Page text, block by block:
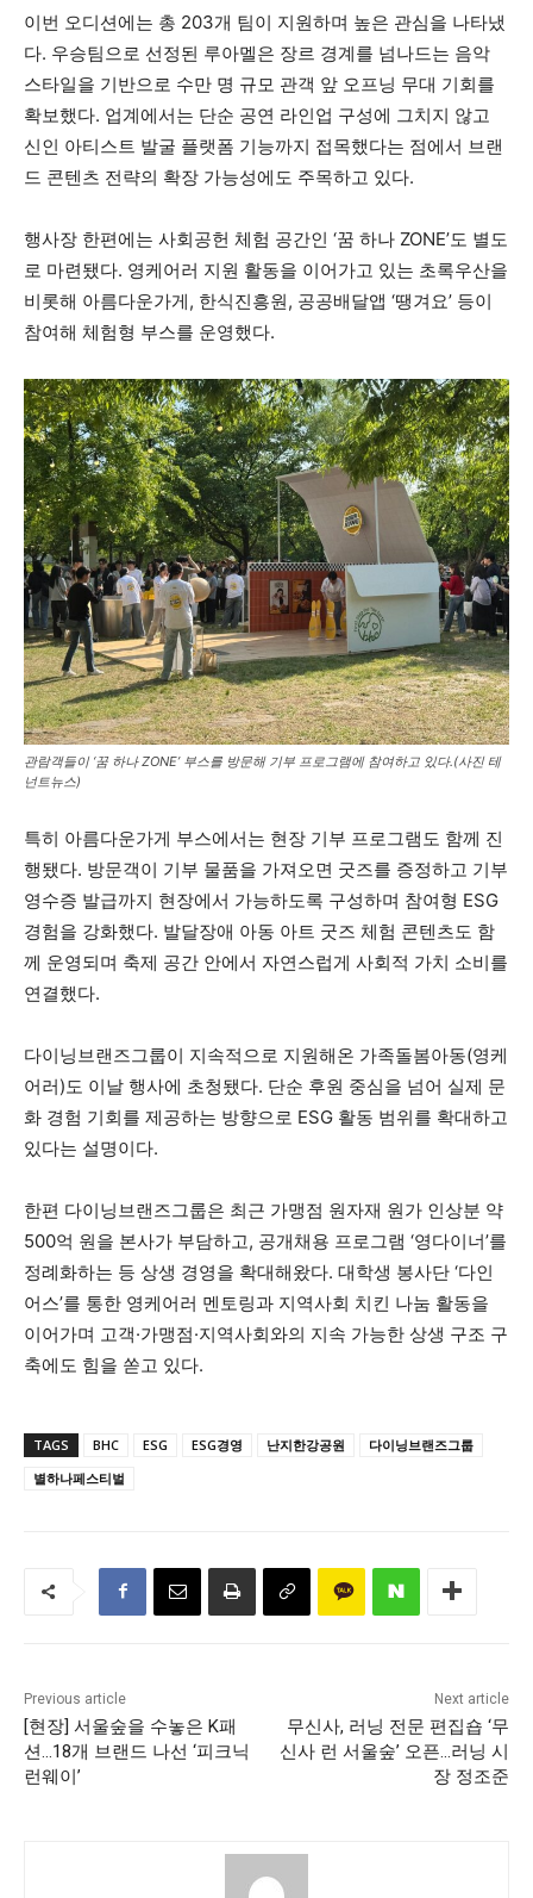
이번 오디션에는 총 203개 팀이 지원하며 높은 관심을 나타냈
다. 우승팀으로 선정된 루아멜은 장르 경계를 넘나드는 음악
스타일을 기반으로 수만 명 규모 관객 앞 오프닝 무대 기회를
확보했다. 업계에서는 단순 공연 라인업 구성에 그치지 않고
신인 아티스트 발굴 플랫폼 기능까지 접목했다는 점에서 브랜
드 콘텐츠 전략의 확장 가능성에도 주목하고 있다.
행사장 한편에는 사회공헌 체험 공간인 ‘꿈 하나 ZONE’도 별도
로 마련됐다. 영케어러 지원 활동을 이어가고 있는 초록우산을
비롯해 아름다운가게, 한식진흥원, 공공배달앱 ‘땡겨요’ 등이
참여해 체험형 부스를 운영했다.
관람객들이 ‘꿈 하나 ZONE’ 부스를 방문해 기부 프로그램에 참여하고 있다.(사진 테
넌트뉴스)
특히 아름다운가게 부스에서는 현장 기부 프로그램도 함께 진
행됐다. 방문객이 기부 물품을 가져오면 굿즈를 증정하고 기부
영수증 발급까지 현장에서 가능하도록 구성하며 참여형 ESG
경험을 강화했다. 발달장애 아동 아트 굿즈 체험 콘텐츠도 함
께 운영되며 축제 공간 안에서 자연스럽게 사회적 가치 소비를
연결했다.
다이닝브랜즈그룹이 지속적으로 지원해온 가족돌봄아동(영케
어러)도 이날 행사에 초청됐다. 단순 후원 중심을 넘어 실제 문
화 경험 기회를 제공하는 방향으로 ESG 활동 범위를 확대하고
있다는 설명이다.
한편 다이닝브랜즈그룹은 최근 가맹점 원자재 원가 인상분 약
500억 원을 본사가 부담하고, 공개채용 프로그램 ‘영다이너’를
정례화하는 등 상생 경영을 확대해왔다. 대학생 봉사단 ‘다인
어스’를 통한 영케어러 멘토링과 지역사회 치킨 나눔 활동을
이어가며 고객·가맹점·지역사회와의 지속 가능한 상생 구조 구
축에도 힘을 쏟고 있다.
TAGS BHC ESG ESG경영 난지한강공원
다이닝브랜즈그룹
별하나페스티벌
Previous article
[현장] 서울숲을 수놓은 K패
션…18개 브랜드 나선 ‘피크닉
런웨이’
Next article
무신사, 러닝 전문 편집숍 ‘무
신사 런 서울숲’ 오픈…러닝 시
장 정조준